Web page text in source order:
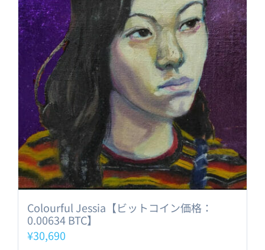
Colourful Jessia【ビットコイン価格：
0.00634 BTC】
¥30,690